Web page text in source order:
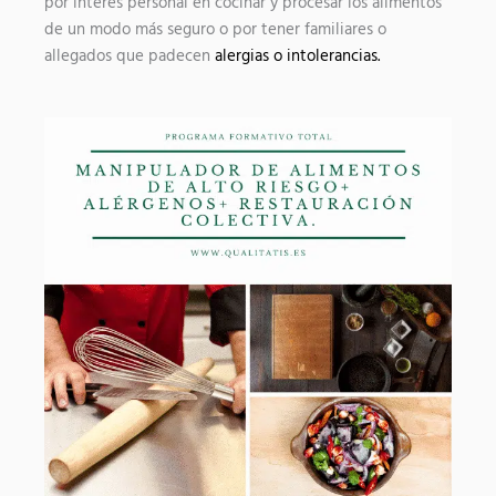
de un modo más seguro o por tener familiares o
allegados que padecen alergias o intolerancias.